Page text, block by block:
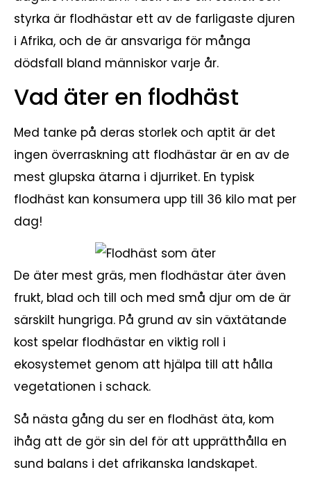
styrka är flodhästar ett av de farligaste djuren
i Afrika, och de är ansvariga för många
dödsfall bland människor varje år.
Vad äter en flodhäst
Med tanke på deras storlek och aptit är det
ingen överraskning att flodhästar är en av de
mest glupska ätarna i djurriket. En typisk
flodhäst kan konsumera upp till 36 kilo mat per
dag!
De äter mest gräs, men flodhästar äter även
frukt, blad och till och med små djur om de är
särskilt hungriga. På grund av sin växtätande
kost spelar flodhästar en viktig roll i
ekosystemet genom att hjälpa till att hålla
vegetationen i schack.
Så nästa gång du ser en flodhäst äta, kom
ihåg att de gör sin del för att upprätthålla en
sund balans i det afrikanska landskapet.